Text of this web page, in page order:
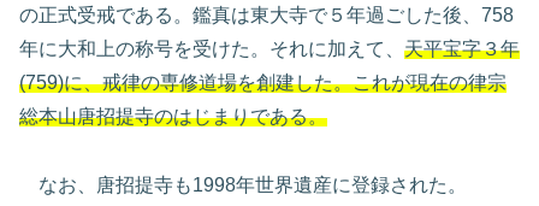
の正式受戒である。鑑真は東大寺で５年過ごした後、758
年に大和上の称号を受けた。それに加えて、 天平宝字３年
(759)に、戒律の専修道場を創建した。これが現在の律宗
総本山唐招提寺のはじまりである。
なお、唐招提寺も1998年世界遺産に登録された。